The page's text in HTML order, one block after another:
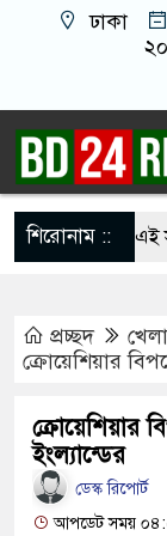
ঢাকা
শিরোনাম ::
না হলে এই
ভেঙে পালানো সাড়ে
জোরদারে
প্রচ্ছদ
ক্রোয়েশিয়ার
ক্রোয়েশিয়ার
ইংল্যান্ডের
ডেস্ক রিপোর্ট
আপডেট সময়